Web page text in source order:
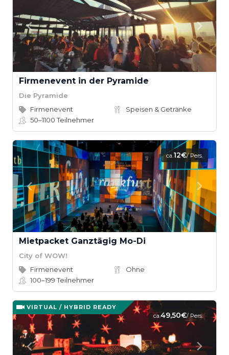
Firmenevent in der Pyramide
Die Pyramide
Firmenevent
Speisen & Getränke
50–1100Teilnehmer
ca.12€/ Pers.
Mietpacket Ganztägig Mo-Di
City of WOW!
Firmenevent
Ohne
100–199Teilnehmer
VIRTUAL / HYBRID READY
ca.49,50€/ Pers.